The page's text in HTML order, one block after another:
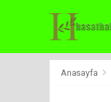
Anasayfa